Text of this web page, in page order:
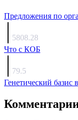
Предложения по
5808.28
Что с КОБ
79.5
Генетический